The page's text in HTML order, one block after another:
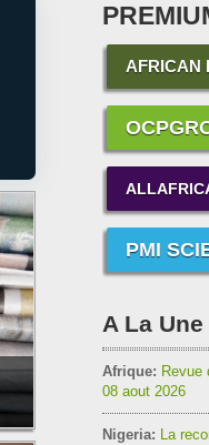
AFRICAN
PMI
A La Une
Afrique: Revue
08 aout 2026
Nigeria: La